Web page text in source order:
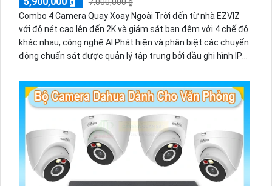
7,000,000 ₫
Combo 4 Camera Quay Xoay Ngoài Trời đến từ nhà EZVIZ
với độ nét cao lên đến 2K và giám sát ban đêm với 4 chế độ
khác nhau, công nghệ AI Phát hiện và phân biệt các chuyển
động chuẩn sát được quản lý tập trung bởi đầu ghi hình IP